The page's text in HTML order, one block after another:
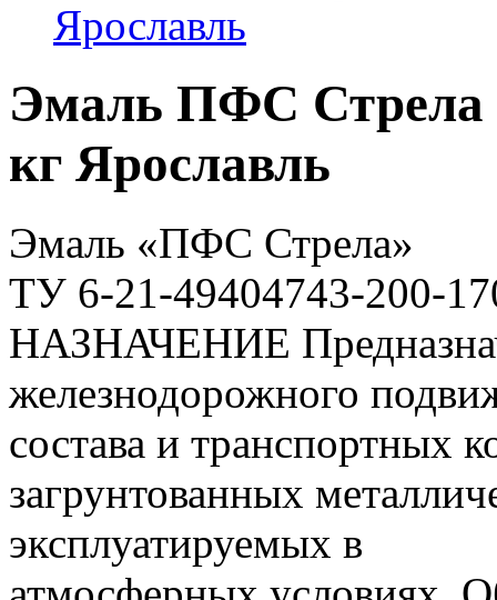
Ярославль
Эмаль ПФС Стрела
кг Ярославль
Эмаль «ПФС Стрела»
ТУ 6-21-49404743-200-
НАЗНАЧЕНИЕ
железнодорожного
состава и транспортных
загрунтованных
эксплуатируемых в